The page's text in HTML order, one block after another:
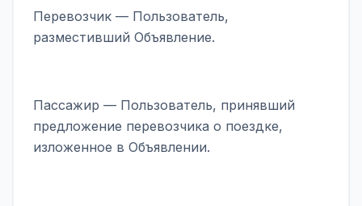
Перевозчик — Пользователь,
разместивший Объявление.
Пассажир — Пользователь, принявший
предложение перевозчика о поездке,
изложенное в Объявлении.